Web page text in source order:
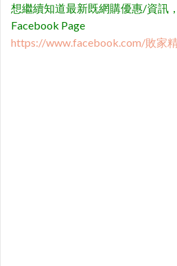
想繼續知道最新既網購優惠/資訊
Facebook Page
https://www.facebook.com/敗家精